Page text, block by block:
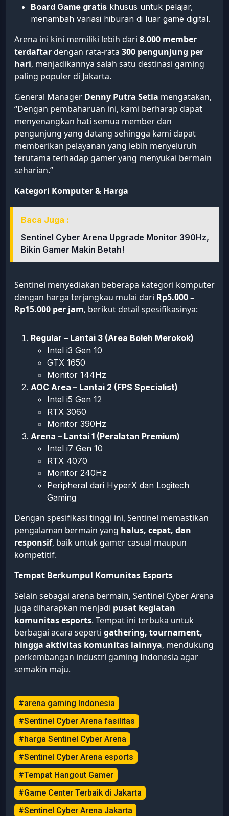
Board Game gratis khusus untuk pelajar,
menambah variasi hiburan di luar game digital.
Arena ini kini memiliki lebih dari 8.000 member
terdaftardengan rata-rata 300 pengunjung per
hari, menjadikannya salah satu destinasi gaming
paling populer di Jakarta.
General Manager Denny Putra Setia mengatakan,
“Dengan pembaharuan ini, kami berharap dapat
menyenangkan hati semua member dan
pengunjung yang datang sehingga kami dapat
memberikan pelayanan yang lebih menyeluruh
terutama terhadap gamer yang menyukai bermain
seharian.”
Kategori Komputer & Harga
Baca Juga :
Sentinel Cyber Arena Upgrade Monitor 390Hz,
Bikin Gamer Makin Betah!
Sentinel menyediakan beberapa kategori komputer
dengan harga terjangkau mulai dari Rp5.000 –
Rp15.000 per jam, berikut detail spesifikasinya:
Regular – Lantai 3 (Area Boleh Merokok)
Intel i3 Gen 10
GTX 1650
Monitor 144Hz
AOC Area – Lantai 2 (FPS Specialist)
Intel i5 Gen 12
RTX 3060
Monitor 390Hz
Arena – Lantai 1 (Peralatan Premium)
Intel i7 Gen 10
RTX 4070
Monitor 240Hz
Peripheral dari HyperX dan Logitech
Gaming
Dengan spesifikasi tinggi ini, Sentinel memastikan
pengalaman bermain yang halus, cepat, dan
responsif, baik untuk gamer casual maupun
kompetitif.
Tempat Berkumpul Komunitas Esports
Selain sebagai arena bermain, Sentinel Cyber Arena
juga diharapkan menjadi pusat kegiatan
komunitas esports. Tempat ini terbuka untuk
berbagai acara seperti gathering, tournament,
hingga aktivitas komunitas lainnya, mendukung
perkembangan industri gaming Indonesia agar
semakin maju.
#arena gaming Indonesia
#Sentinel Cyber Arena fasilitas
#harga Sentinel Cyber Arena
#Sentinel Cyber Arena esports
#Tempat Hangout Gamer
#Game Center Terbaik di Jakarta
#Sentinel Cyber Arena Jakarta